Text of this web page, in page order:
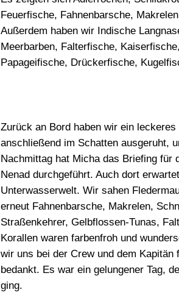
Feuerfische, Fahnenbarsche,
Außerdem haben wir Indische
Meerbarben, Falterfische,
Papageifische, Drückerfische,
Zurück an Bord haben wir ein
anschließend im Schatten ausgeruht,
Nachmittag hat Micha das Briefing für
Nenad durchgeführt. Auch dort
Unterwasserwelt. Wir sahen
erneut Fahnenbarsche, Makrelen,
Straßenkehrer, Gelbflossen-Tunas,
Korallen waren farbenfroh und
wir uns bei der Crew und dem
bedankt. Es war ein gelungener Tag,
ging.